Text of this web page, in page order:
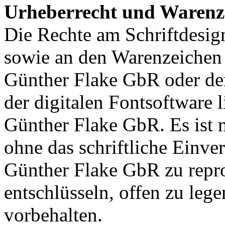
Urheberrecht und
Die Rechte am
sowie an den
Günther Flake GbR oder
der digitalen Fontsoftware
Günther Flake GbR. Es ist
ohne das schriftliche
Günther Flake GbR zu
entschlüsseln, offen zu
vorbehalten.